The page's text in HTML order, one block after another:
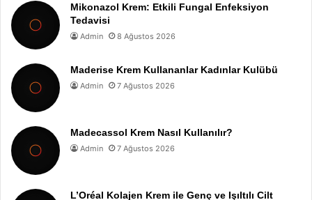
Mikonazol Krem: Etkili Fungal Enfeksiyon
Tedavisi
Admin 8 Ağustos 2026
Maderise Krem Kullananlar Kadınlar Kulübü
Admin 7 Ağustos 2026
Madecassol Krem Nasıl Kullanılır?
Admin 7 Ağustos 2026
L’Oréal Kolajen Krem ile Genç ve Işıltılı Cilt